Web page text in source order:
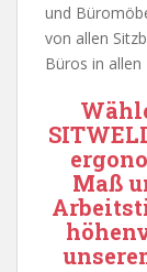
und
von allen
Büros in
Maß